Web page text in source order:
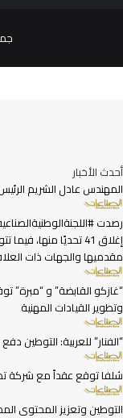
أحدث الأخبار
المهندس عادل الشريم
إغلاق 41 تحديًا
مقدميها والجهات ذات
“غازكو القابضة” و “مبرة”
وتطوير القيادات المهنية
“الفنار” للعربية: التوطين
شلفا توقع عقداً مع شركة تطوير
التوطين وتعزيز المحتوى